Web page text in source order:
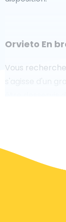
Orvieto En
Vous
s'agisse d'un
votre voyage
À Orvieto un